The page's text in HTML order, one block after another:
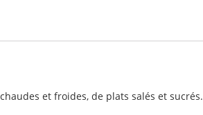
et froides, de plats salés et sucrés.